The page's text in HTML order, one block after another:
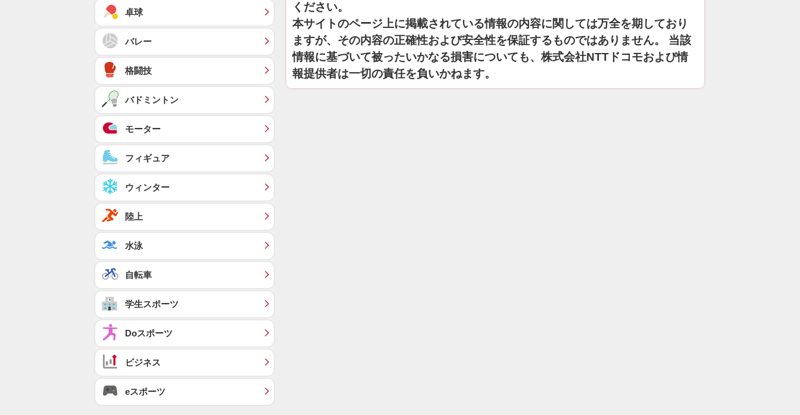
ください。
本サイトのページ上に掲載されている情報の内容に関しては万全を期しており
ますが、その内容の正確性および安全性を保証するものではありません。 当該
情報に基づいて被ったいかなる損害についても、株式会社NTTドコモおよび情
報提供者は一切の責任を負いかねます。
卓球
バレー
格闘技
バドミントン
モーター
フィギュア
ウィンター
陸上
水泳
自転車
学生スポーツ
Doスポーツ
ビジネス
eスポーツ